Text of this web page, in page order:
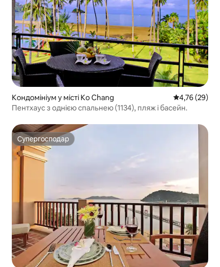
Кондомініум у місті Ko Chang Середня
4,76 (29)
Пентхаус з однією спальнею (1134), пляж і басейн.
Супергосподар
Супергосподар